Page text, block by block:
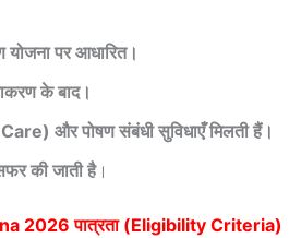
पर आधारित।
के बाद।
और पोषण संबंधी सुविधाएँ मिलती हैं।
की जाती है।
2026 पात्रता (Eligibility Criteria)